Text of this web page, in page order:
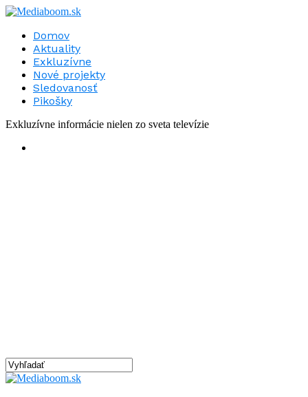
Domov
Aktuality
Exkluzívne
Nové projekty
Sledovanosť
Pikošky
Exkluzívne informácie nielen zo sveta televízie